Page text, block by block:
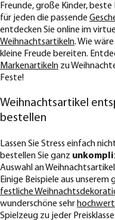
Freunde, große Kinder,
für jeden die passende
entdecken Sie online im
Weihnachtsartikeln. Wie
kleine Freude bereiten.
Markenartikeln zu
Feste!
Weihnachtsartikel
bestellen
Lassen Sie Stress einfach
bestellen Sie ganz
Auswahl an
Einige Beispiele aus
festliche
wunderschöne sehr
Spielzeug zu jeder